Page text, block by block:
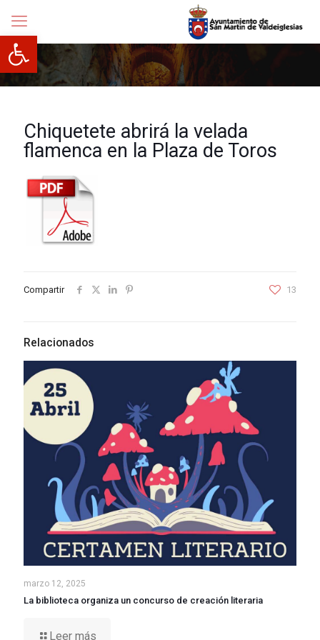
Abrir barra de herramientas
Chiquetete abrirá la velada
flamenca en la Plaza de Toros
Compartir 13
Relacionados
marzo 12, 2025
La biblioteca organiza un concurso de creación literaria
Leer más